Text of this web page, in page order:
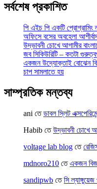
সর্বশেষ প্রকাশিত
পি এইচ পি একটি প্রোগ্রামিং
অফিসে বসের অবহেলা
উদ্ভাবনী চোখে আগামীর
জব সিকিউরিটি – কতটা
একজন উদ্যোক্তাই বোঝেন
চাপ সামলাতে হয়
সাম্প্রতিক মন্তব্য
ani তেডাবল স্লিট
Habib তেউদ্ভাবনী চোখে
voltage lab blog তে
mdnoro210 তেএকজন
sandipwb তেসি